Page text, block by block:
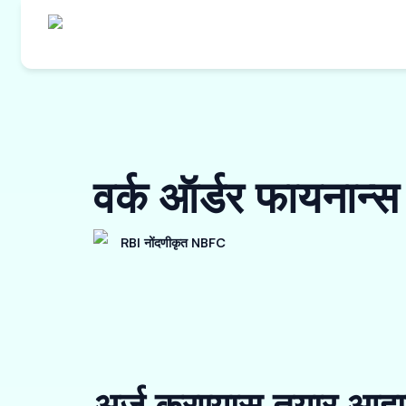
वर्क ऑर्डर
RBI नोंदणीकृत NBFC